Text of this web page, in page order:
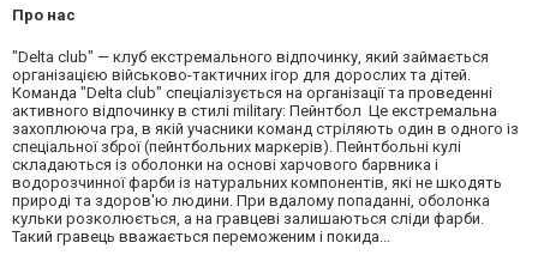
Про нас
"Delta club" — клуб екстремального відпочинку, який займається
організацією військово-тактичних ігор для дорослих та дітей.
Команда "Delta club" спеціалізується на організації та проведенні
активного відпочинку в стилі military: Пейнтбол Це екстремальна
захоплююча гра, в якій учасники команд стріляють один в одного із
спеціальної зброї (пейнтбольних маркерів). Пейнтбольні кулі
складаються із оболонки на основі харчового барвника і
водорозчинної фарби із натуральних компонентів, які не шкодять
природі та здоров'ю людини. При вдалому попаданні, оболонка
кульки розколюється, а на гравцеві залишаються сліди фарби.
Такий гравець вважається переможеним і покида...